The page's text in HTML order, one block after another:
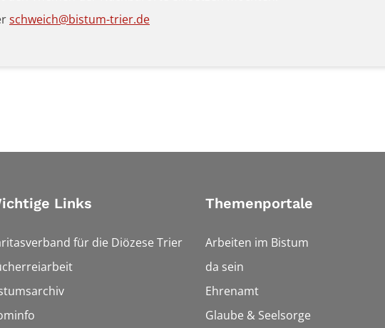
schweich@bistum-trier.de
Links
für die Diözese Trier
Themenportale
Arbeiten im Bistum
da sein
Ehrenamt
Glaube & Seelsorge